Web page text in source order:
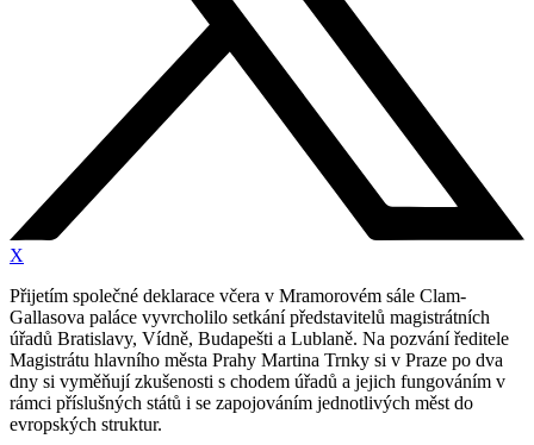
X
Přijetím společné deklarace včera v Mramorovém sále Clam-
Gallasova paláce vyvrcholilo setkání představitelů magistrátních
úřadů Bratislavy, Vídně, Budapešti a Lublaně. Na pozvání ředitele
Magistrátu hlavního města Prahy Martina Trnky si v Praze po dva
dny si vyměňují zkušenosti s chodem úřadů a jejich fungováním v
rámci příslušných států i se zapojováním jednotlivých měst do
evropských struktur.